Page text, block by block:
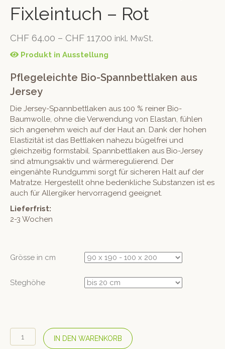
Fixleintuch – Rot
CHF 64.00 – CHF 117.00 inkl. MwSt.
Produkt in Ausstellung
Pflegeleichte Bio-Spannbettlaken aus
Jersey
Die Jersey-Spannbettlaken aus 100 % reiner Bio-
Baumwolle, ohne die Verwendung von Elastan, fühlen
sich angenehm weich auf der Haut an. Dank der hohen
Elastizität ist das Bettlaken nahezu bügelfrei und
gleichzeitig formstabil. Spannbettlaken aus Bio-Jersey
sind atmungsaktiv und wärmeregulierend. Der
eingenähte Rundgummi sorgt für sicheren Halt auf der
Matratze. Hergestellt ohne bedenkliche Substanzen ist es
auch für Allergiker hervorragend geeignet.
Lieferfrist:
2-3 Wochen
Grösse in cm
Steghöhe
COTONEA
Bio
IN DEN WARENKORB